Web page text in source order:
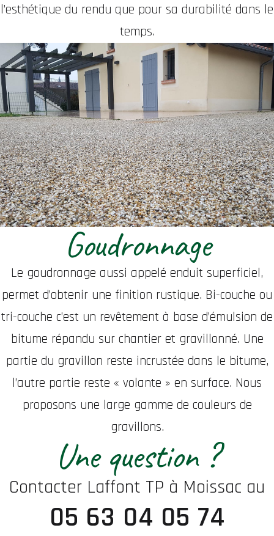
l’esthétique du rendu que pour sa durabilité dans le
temps.
Goudronnage
Le goudronnage aussi appelé enduit superficiel,
permet d’obtenir une finition rustique. Bi-couche ou
tri-couche c’est un revêtement à base d’émulsion de
bitume répandu sur chantier et gravillonné. Une
partie du gravillon reste incrustée dans le bitume,
l’autre partie reste « volante » en surface. Nous
proposons une large gamme de couleurs de
gravillons.
Une question ?
Contacter Laffont TP à Moissac au
05 63 04 05 74